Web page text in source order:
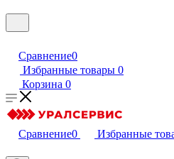
Сравнение0
Избранные товары 0
Корзина 0
Сравнение0 Избранные